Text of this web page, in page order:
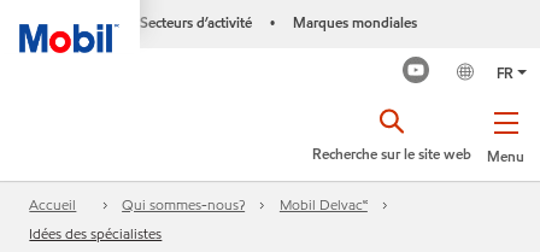
Secteurs d’activité • Marques mondiales
FR
Menu
Recherche sur le site web
Accueil Qui sommes-nous?
Mobil Delvac🅪
Idées des spécialistes